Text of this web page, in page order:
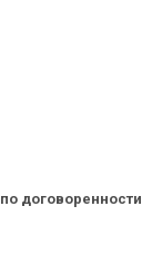
по договоренности